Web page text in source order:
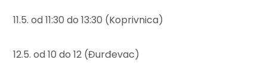
11.5. od 11:30 do 13:30 (Koprivnica)
12.5. od 10 do 12 (Đurđevac)